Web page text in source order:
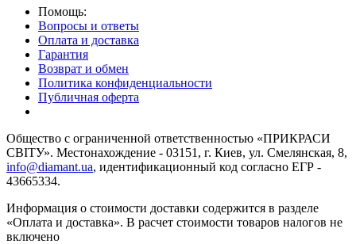
Помощь:
Вопросы и ответы
Оплата и доставка
Гарантия
Возврат и обмен
Политика конфиденциальности
Публичная оферта
Общество с ограниченной ответственностью «ПРИКРАСИ
СВІТУ». Местонахождение - 03151, г. Киев, ул. Смелянская, 8,
info@diamant.ua, идентификационный код согласно ЕГР -
43665334.
Информация о стоимости доставки содержится в разделе
«Оплата и доставка». В расчет стоимости товаров налогов не
включено